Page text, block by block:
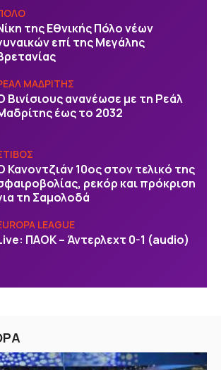
της Εθνικής Πόλο νέων
επί της Μεγάλης
ΜΑΔΡΙΤΗΣ
Βινίσιους ανανέωσε με τη Ρεάλ
έως το 2032
Κανοντζιάν 10ος στον τελικό της
ρεκόρ και πρόκριση
τη Σαμολοδά
LEAGUE
ΠΑΟΚ – Άντερλεχτ 0-1 (audio)